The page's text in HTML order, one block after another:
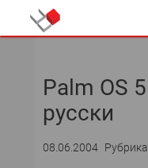
Palm OS
русски
08.06.2004